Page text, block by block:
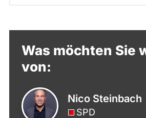
Was möchten Sie
von:
Nico Steinbach
SPD